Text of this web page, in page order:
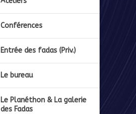
Conférences
Entrée des fadas (Priv.)
Le bureau
Le Planéthon & La galerie
des Fadas